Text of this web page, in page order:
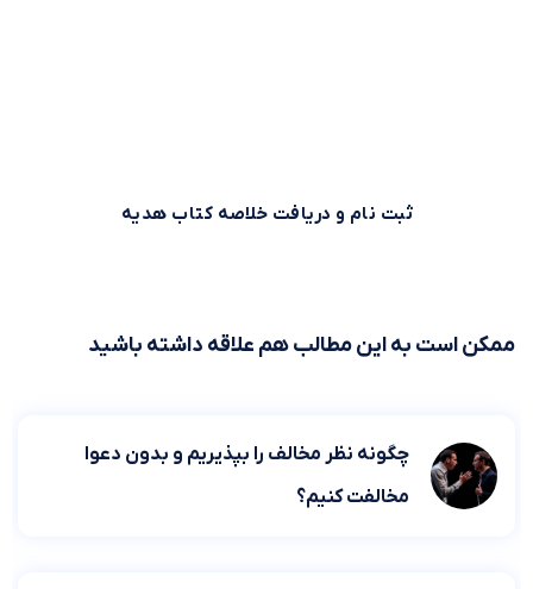
ثبت نام و دریافت خلاصه کتاب هدیه
ممکن است به این مطالب هم علاقه داشته باشید
چگونه نظر مخالف را بپذیریم و بدون دعوا
مخالفت کنیم؟